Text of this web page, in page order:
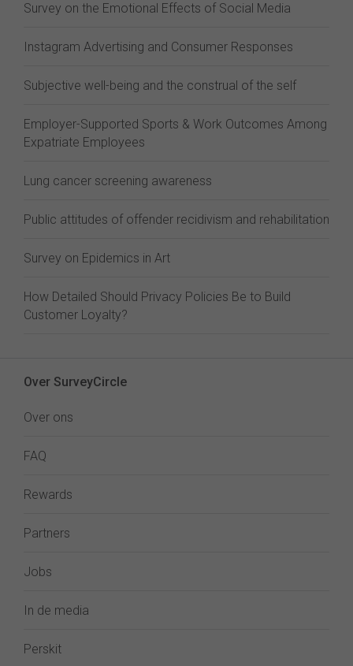
Survey on the Emotional Effects of Social Media
Instagram Advertising and Consumer Responses
Subjective well-being and the construal of the self
Employer-Supported Sports & Work Outcomes Among
Expatriate Employees
Lung cancer screening awareness
Public attitudes of offender recidivism and rehabilitation
Survey on Epidemics in Art
How Detailed Should Privacy Policies Be to Build
Customer Loyalty?
Over SurveyCircle
Over ons
FAQ
Rewards
Partners
Jobs
In de media
Perskit